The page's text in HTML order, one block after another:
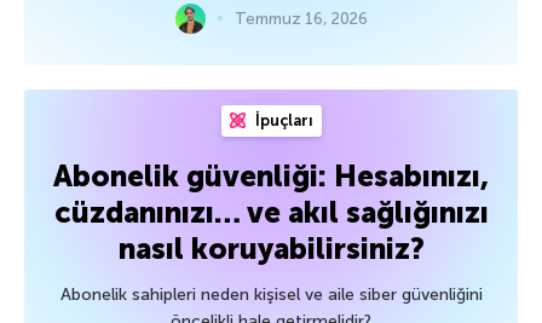
Temmuz 16, 2026
İpuçları
Abonelik güvenliği: Hesabınızı,
cüzdanınızı… ve akıl sağlığınızı
nasıl koruyabilirsiniz?
Abonelik sahipleri neden kişisel ve aile siber güvenliğini